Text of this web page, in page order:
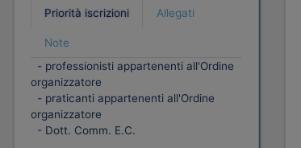
Priorità iscrizioni Allegati
Note
- professionisti appartenenti all'Ordine
organizzatore
- praticanti appartenenti all'Ordine
organizzatore
- Dott. Comm. E.C.